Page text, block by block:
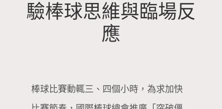
驗棒球思維與臨場反
應
棒球比賽動輒三、四個小時，為求加快